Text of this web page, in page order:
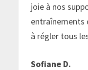
joie à nos
entraînements
à régler tous
Sofiane D.